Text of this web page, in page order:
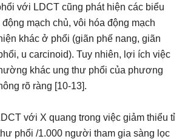
với LDCT cũng phát hiện các biểu
mạch chủ, vôi hóa động mạch
khác ở phổi (giãn phế nang, giãn
u carcinoid). Tuy nhiên, lợi ích việc
khác ung thư phổi của phương
rõ ràng [10-13].
với X quang trong việc giảm thiểu tỉ
phổi /1.000 người tham gia sàng lọc